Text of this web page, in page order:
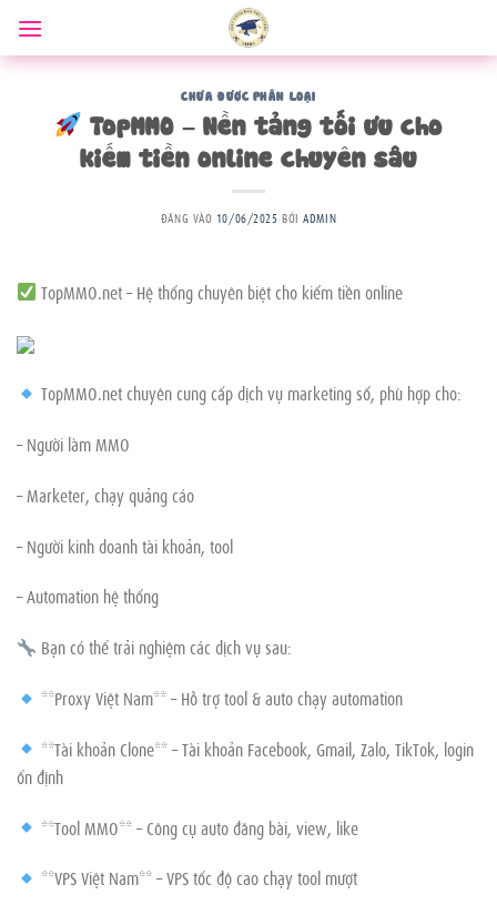
qua
nội
CHƯA ĐƯỢC PHÂN LOẠI
TopMMO – Nền tảng tối ưu cho
kiếm tiền online chuyên sâu
ĐĂNG VÀO 10/06/2025 BỞIADMIN
TopMMO.net – Hệ thống chuyên biệt cho kiếm tiền online
TopMMO.net chuyên cung cấp dịch vụ marketing số, phù hợp cho:
– Người làm MMO
– Marketer, chạy quảng cáo
– Người kinh doanh tài khoản, tool
– Automation hệ thống
Bạn có thể trải nghiệm các dịch vụ sau:
**Proxy Việt Nam** – Hỗ trợ tool & auto chạy automation
**Tài khoản Clone** – Tài khoản Facebook, Gmail, Zalo, TikTok, login
ổn định
**Tool MMO** – Công cụ auto đăng bài, view, like
**VPS Việt Nam** – VPS tốc độ cao chạy tool mượt